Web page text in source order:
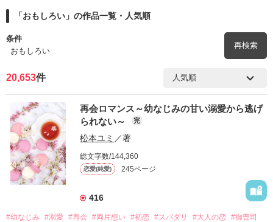
「おもしろい」の作品一覧・人気順
条件
おもしろい
再検索
検索ワード
を含む
詳しく検索
タイトル キーワード 作家名 表紙コメント
20,653件
再会ロマンス～幼なじみの甘い溺愛から逃げ
られない～
完
松本ユミ ／著
総文字数/144,360
恋愛(純愛) 245ページ
416
#幼なじみ #溺愛 #再会 #両片想い #初恋 #スパダリ #大人の恋 #御曹司